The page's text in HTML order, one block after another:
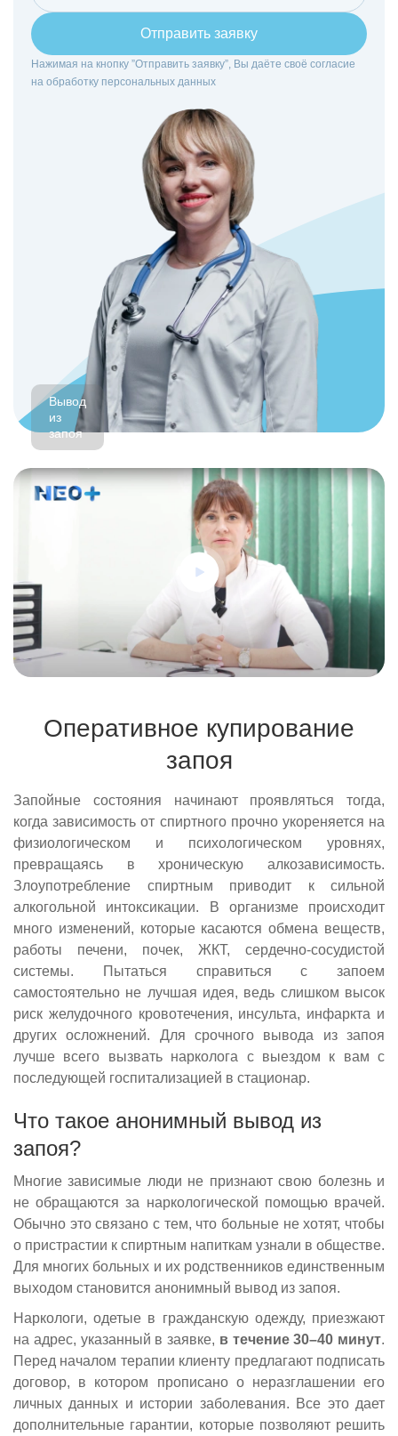
Отправить заявку
Нажимая на кнопку ”Отправить заявку”, Вы даёте своё согласие
на обработку персональных данных
Вывод
из
запоя
Оперативное купирование
запоя
Запойные состояния начинают проявляться тогда,
когда зависимость от спиртного прочно укореняется на
физиологическом и психологическом уровнях,
превращаясь в хроническую алкозависимость.
Злоупотребление спиртным приводит к сильной
алкогольной интоксикации. В организме происходит
много изменений, которые касаются обмена веществ,
работы печени, почек, ЖКТ, сердечно-сосудистой
системы. Пытаться справиться с запоем
самостоятельно не лучшая идея, ведь слишком высок
риск желудочного кровотечения, инсульта, инфаркта и
других осложнений. Для срочного вывода из запоя
лучше всего вызвать нарколога с выездом к вам с
последующей госпитализацией в стационар.
Что такое анонимный вывод из
запоя?
Многие зависимые люди не признают свою болезнь и
не обращаются за наркологической помощью врачей.
Обычно это связано с тем, что больные не хотят, чтобы
о пристрастии к спиртным напиткам узнали в обществе.
Для многих больных и их родственников единственным
выходом становится анонимный вывод из запоя.
Наркологи, одетые в гражданскую одежду, приезжают
на адрес, указанный в заявке, в течение 30–40 минут.
Перед началом терапии клиенту предлагают подписать
договор, в котором прописано о неразглашении его
личных данных и истории заболевания. Все это дает
дополнительные гарантии, которые позволяют решить